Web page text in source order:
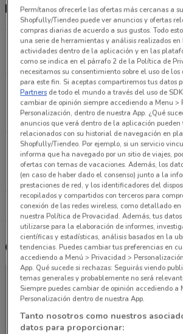
Horario City Club y tienda
Calz. Vallejo 1090 Azcapotzalco
9.9 km
ABIERTO
Carretera México Querétaro Km
Tlalnepantla
16.1 km
ABIERTO
Av. Vía Morelos esq. Av.
De Morelos
21 km
ABIERTO
Todas las
Otros catálogos cercanos
Permítanos ofrecerle las ofertas más cercanas a
Shopfully/Tiendeo puede ver anuncios y ofertas
compras diarias de acuerdo a sus gustos. Todo
una serie de herramientas y análisis realizados en
actividades dentro de la aplicación y en las
como se indica en el párrafo 2 de la Política de
necesitamos su consentimiento sobre el uso de
para este fin. Si aceptas compartiremos tus datos
Partners de todo el mundo a través del uso de
cambiar de opinión siempre accediendo a Menu >
Personalización, dentro de nuestra App. ¿Qué
anuncios que verá dentro de la aplicación
relacionados con su historial de navegación en
Shopfully/Tiendeo. Por ejemplo, si un servicio
informa que ha navegado por un sitio de viajes,
ofertas con temas de vacaciones. Además, los
(en caso de haber dado el consenso) junto a la
prestaciones de red, y los identificadores del
recopilados y compartidos con terceros para
conexión de las redes wireless, como detallado
nuestra Política de Provacidad. Además, tus
utilizarse para la elaboración de informes,
científicas y estadísticas, análisis basados en la
tendencias. Puedes cambiar tus preferencias en
accediendo a Menú > Privacidad >
App. Qué sucede si rechazas: Seguirás viendo
temas generales y probablemente no será
Siempre puedes cambiar de opinión accediendo a
Personalización dentro de nuestra App.
Tanto nosotros como nuestros
datos para proporcionar: